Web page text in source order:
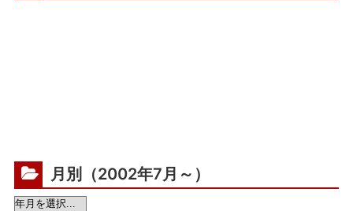
月別（2002年7月～）